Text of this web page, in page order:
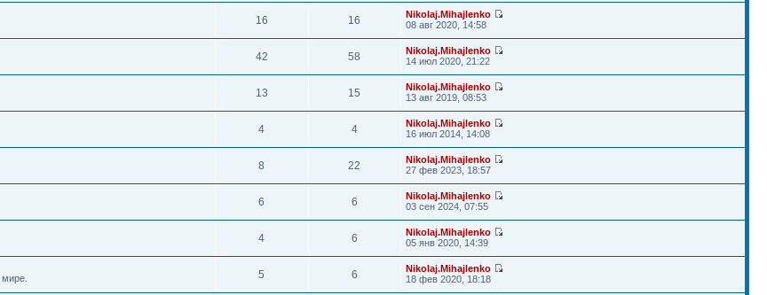
16 16
Nikolaj.Mihajlenko
08 авг 2020, 14:58
42 58
Nikolaj.Mihajlenko
14 июл 2020, 21:22
13 15
Nikolaj.Mihajlenko
13 авг 2019, 08:53
4 4
Nikolaj.Mihajlenko
16 июл 2014, 14:08
8 22
Nikolaj.Mihajlenko
27 фев 2023, 18:57
6 6
Nikolaj.Mihajlenko
03 сен 2024, 07:55
4 6
Nikolaj.Mihajlenko
05 янв 2020, 14:39
5 6
Nikolaj.Mihajlenko
18 фев 2020, 18:18